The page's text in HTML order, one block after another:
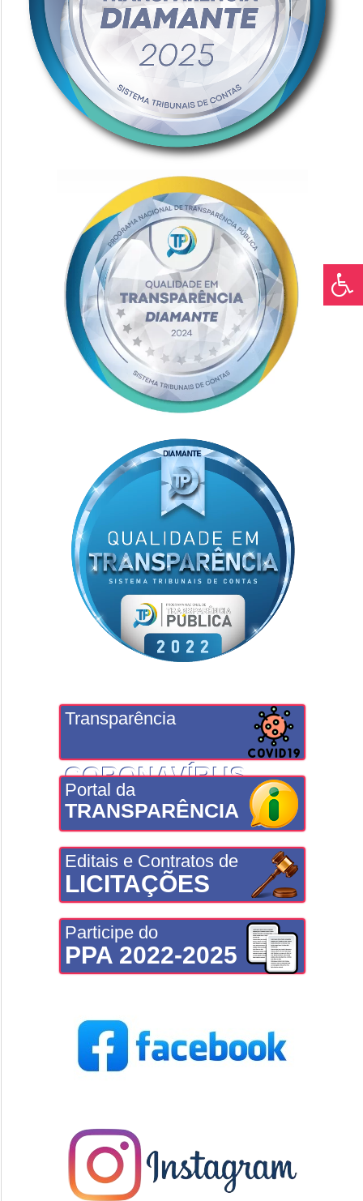
Transparência
CORONAVÍRUS
Portal da
TRANSPARÊNCIA
Editais e Contratos de
LICITAÇÕES
Participe do
PPA 2022-2025